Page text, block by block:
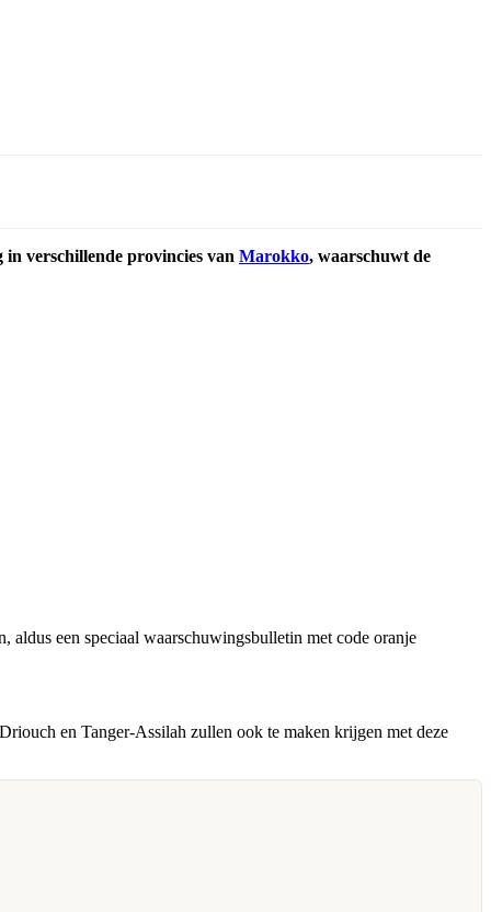
in verschillende provincies van Marokko, waarschuwt de
een speciaal waarschuwingsbulletin met code oranje
en Tanger-Assilah zullen ook te maken krijgen met deze